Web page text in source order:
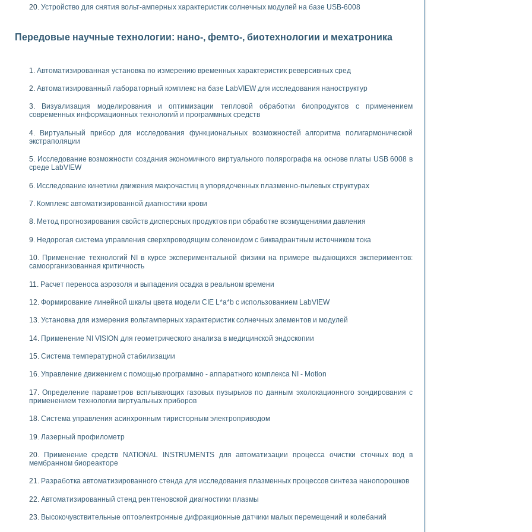
информационно-измерительным системам (ИИС)
теории Коммутации
проекта «Образование» технологий NATIONAL INSTRUMENTS в Нижегородском госуниверситете им. Н.И. Лобачевского
практикумов на кафедре информационных систем МИРЭА
образования и подготовки преподавателей для работы в ИКТ насыщенной среде
практикума по электронике кафедры информационных систем МИРЭА
частотного анализа для LabWindows/CVI и LabVIEW
«Технологии NATIONAL INSTRUMENTS» в ростовском колледже связи и информатики
программе «Прикладная физика и физическая информатика» инновационного образовательного проекта РУДН
постоянного тока
электромагнитного поля для испытаний изделий авионики
Устройство для снятия вольт-амперных характеристик солнечных модулей на базе USB-6008
Передовые научные технологии: нано-, фемто-, биотехнологии и мехатроника
Автоматизированная установка по измерению временных характеристик реверсивных сред
Автоматизированный лабораторный комплекс на базе LabVIEW для исследования наноструктур
Визуализация моделирования и оптимизации тепловой обработки биопродуктов с применением
современных информационных технологий и программных средств
Виртуальный прибор для исследования функциональных возможностей алгоритма полигармонической
экстраполяции
Исследование возможности создания экономичного виртуального полярографа на основе платы USB 6008 в
среде LabVIEW
Исследование кинетики движения макрочастиц в упорядоченных плазменно-пылевых структурах
Комплекс автоматизированной диагностики крови
Метод прогнозирования свойств дисперсных продуктов при обработке возмущениями давления
Недорогая система управления сверхпроводящим соленоидом с биквадрантным источником тока
Применение технологий NI в курсе экспериментальной физики на примере выдающихся экспериментов:
самоорганизованная критичность
Расчет переноса аэрозоля и выпадения осадка в реальном времени
Формирование линейной шкалы цвета модели CIE L*a*b с использованием LabVIEW
Установка для измерения вольтамперных характеристик солнечных элементов и модулей
Применение NI VISION для геометрического анализа в медицинской эндоскопии
Система температурной стабилизации
Управление движением с помощью программно - аппаратного комплекса NI - Motion
Определение параметров всплывающих газовых пузырьков по данным эхолокационного зондирования с
применением технологии виртуальных приборов
Система управления асинхронным тиристорным электроприводом
Лазерный профилометр
Применение средств NATIONAL INSTRUMENTS для автоматизации процесса очистки сточных вод в
мембранном биореакторе
Разработка автоматизированного стенда для исследования плазменных процессов синтеза нанопорошков
Автоматизированный стенд рентгеновской диагностики плазмы
Высокочувствительные оптоэлектронные дифракционные датчики малых перемещений и колебаний